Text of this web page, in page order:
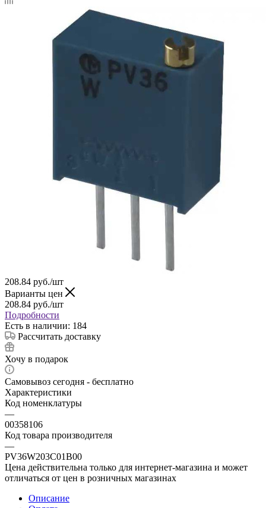
208.84 руб./шт
Варианты цен
208.84 руб./шт
Подробности
Есть в наличии: 184
Рассчитать доставку
Хочу в подарок
Самовывоз сегодня - бесплатно
Характеристики
Код номенклатуры
—
00358106
Код товара производителя
—
PV36W203C01B00
Цена действительна только для интернет-магазина и может
отличаться от цен в розничных магазинах
Описание